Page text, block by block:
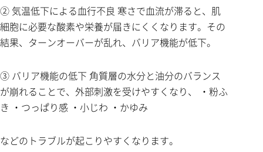
② 気温低下による血行不良 寒さで血流が滞ると、肌
細胞に必要な酸素や栄養が届きにくくなります。その
結果、ターンオーバーが乱れ、バリア機能が低下。
③ バリア機能の低下 角質層の水分と油分のバランス
が崩れることで、外部刺激を受けやすくなり、 ・粉ふ
き ・つっぱり感 ・小じわ ・かゆみ
などのトラブルが起こりやすくなります。